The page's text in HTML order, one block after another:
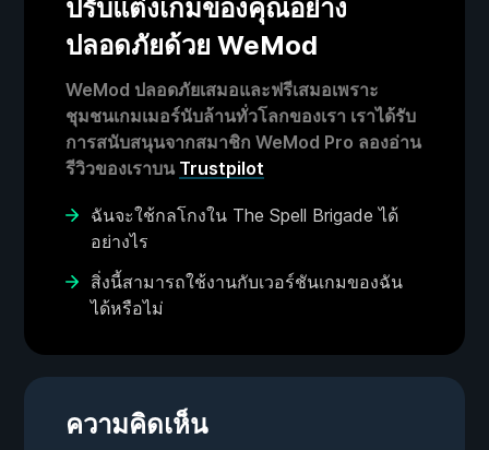
ปรับแต่งเกมของคุณอย่าง
ปลอดภัยด้วย WeMod
WeMod ปลอดภัยเสมอและฟรีเสมอเพราะ
ชุมชนเกมเมอร์นับล้านทั่วโลกของเรา เราได้รับ
การสนับสนุนจากสมาชิก WeMod Pro ลองอ่าน
รีวิวของเราบน Trustpilot
ฉันจะใช้กลโกงใน The Spell Brigade ได้
อย่างไร
สิ่งนี้สามารถใช้งานกับเวอร์ชันเกมของฉัน
ได้หรือไม่
ความคิดเห็น